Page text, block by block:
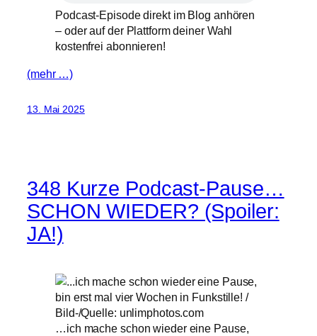
Podcast-Episode direkt im Blog anhören
– oder auf der Plattform deiner Wahl
kostenfrei abonnieren!
(mehr …)
13. Mai 2025
348 Kurze Podcast-Pause…
SCHON WIEDER? (Spoiler:
JA!)
…ich mache schon wieder eine Pause,